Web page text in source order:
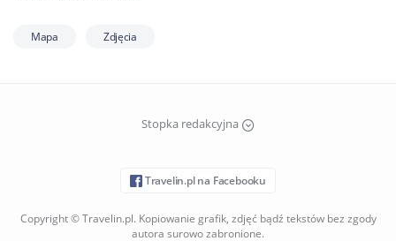
Mapa Zdjęcia
Stopka redakcyjna
Travelin.pl na Facebooku
Copyright © Travelin.pl. Kopiowanie grafik, zdjęć bądź tekstów bez zgody
autora surowo zabronione.